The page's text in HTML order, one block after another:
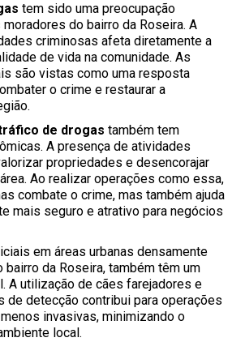
tem sido uma preocupação
do bairro da Roseira. A
criminosas afeta diretamente a
de vida na comunidade. As
são vistas como uma resposta
o crime e restaurar a
de drogas também tem
A presença de atividades
propriedades e desencorajar
Ao realizar operações como essa,
combate o crime, mas também ajuda
mais seguro e atrativo para negócios
em áreas urbanas densamente
bairro da Roseira, também têm um
A utilização de cães farejadores e
de detecção contribui para operações
invasivas, minimizando o
local.